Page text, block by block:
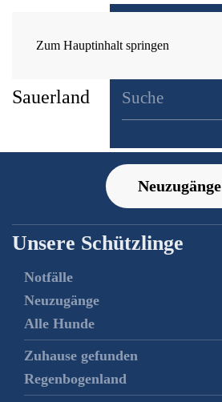
Zum Hauptinhalt springen
Neuzugänge
Unsere Schützlinge
Notfälle
Neuzugänge
Alle Hunde
Zuhause gefunden
Regenbogenland